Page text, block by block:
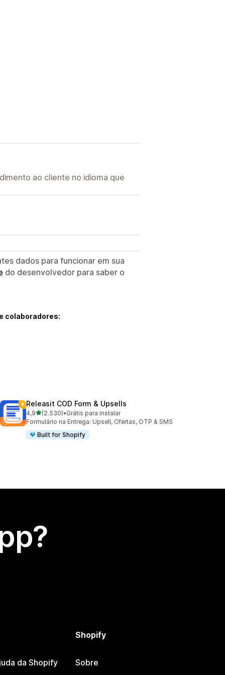
ao cliente no idioma que
dados para funcionar em sua
do desenvolvedor para saber o
colaboradores:
Releasit COD Form & Upsells
4,9de 5 estrelas
(2.530)
2530 avaliações ao todo
•Grátis para instalar
Formulário na Entrega: Upsell, Ofertas, OTP & SMS
Built for Shopify
da Shopify
Shopify
Sobre